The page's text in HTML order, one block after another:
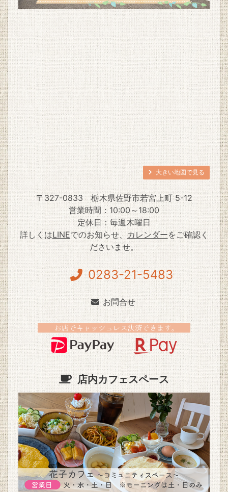
大きい地図で見る
〒327-0833
栃木県佐野市若宮上町 5-12
営業時間：10:00～18:00
定休日：毎週木曜日
詳しくはLINEでのお知らせ、カレンダーをご確認く
ださいませ。
0283-21-5483
お問合せ
店内カフェスペース